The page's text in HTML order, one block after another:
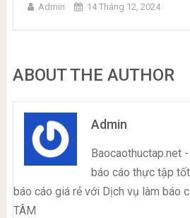
Admin 14 Tháng 12, 2024
ABOUT THE AUTHOR
Admin
Baocaothuctap.net
báo cáo thực tập
báo cáo giá rẻ với Dịch vụ làm báo
TÂM